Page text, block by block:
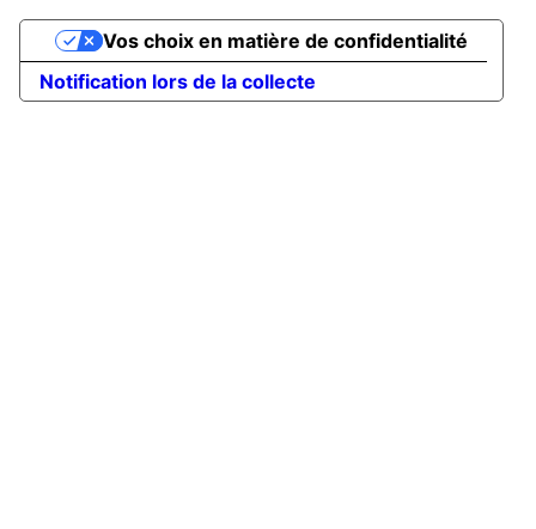
Notification lors de la collecte
Vos choix en matière de confidentialité